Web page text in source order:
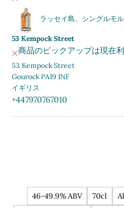
ラッセイ島、シングルモ
53 Kempock Street
商品のピックアップは現在
53 Kempock Street
Gourock PA19 1NF
イギリス
+447970767010
46-49.9% ABV 70cl